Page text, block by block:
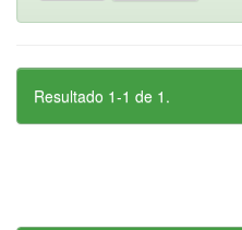
Resultado 1-1 de 1.